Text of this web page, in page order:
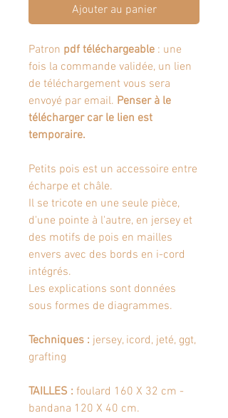
Ajouter au panier
Patron pdf téléchargeable : une
fois la commande validée, un lien
de téléchargement vous sera
envoyé par email. Penser à le
télécharger car le lien est
temporaire.
Petits pois est un accessoire entre
écharpe et châle.
Il se tricote en une seule pièce,
d'une pointe à l'autre, en jersey et
des motifs de pois en mailles
envers avec des bords en i-cord
intégrés.
Les explications sont données
sous formes de diagrammes.
Techniques : jersey, icord, jeté, ggt,
grafting
TAILLES : foulard 160 X 32 cm -
bandana 120 X 40 cm.